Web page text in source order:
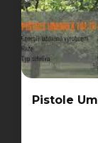
Pistole